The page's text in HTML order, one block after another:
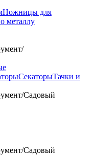
Ножницы для
металлу
/
СекаторыТачки и
/Садовый
/Садовый